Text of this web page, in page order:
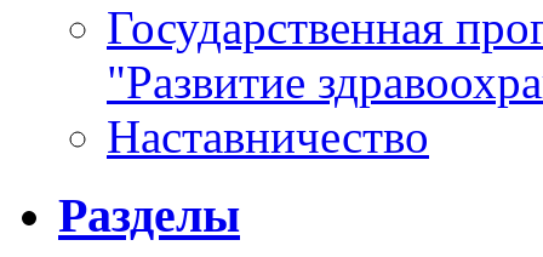
Государственная
"Развитие
Наставничество
Разделы